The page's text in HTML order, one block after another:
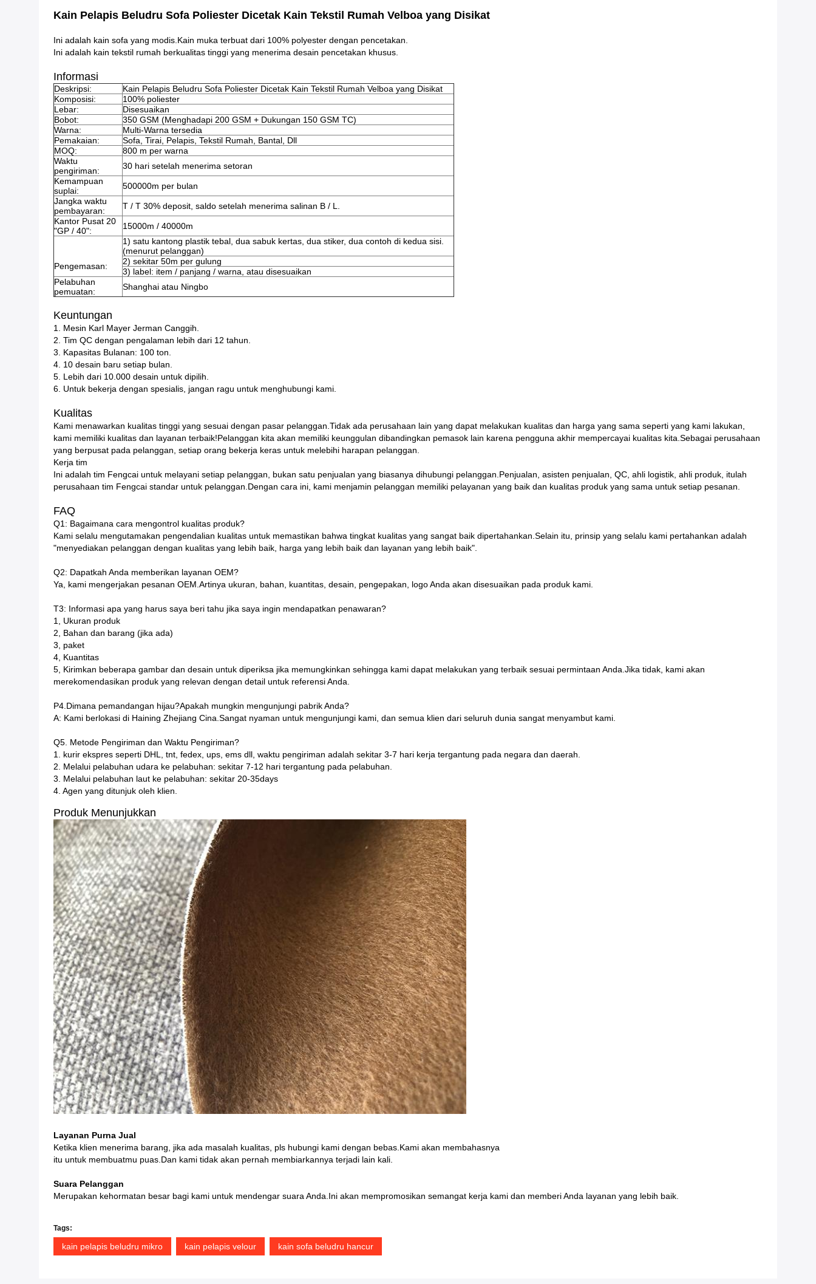
Kain Pelapis Beludru Sofa Poliester Dicetak Kain Tekstil Rumah Velboa yang Disikat
Ini adalah kain sofa yang modis.Kain muka terbuat dari 100% polyester dengan pencetakan.
Ini adalah kain tekstil rumah berkualitas tinggi yang menerima desain pencetakan khusus.
Informasi
Deskripsi:
Kain Pelapis Beludru Sofa Poliester Dicetak Kain Tekstil Rumah Velboa yang Disikat
Komposisi:
100% poliester
Lebar:
Disesuaikan
Bobot:
350 GSM (Menghadapi 200 GSM + Dukungan 150 GSM TC)
Warna:
Multi-Warna tersedia
Pemakaian:
Sofa, Tirai, Pelapis, Tekstil Rumah, Bantal, Dll
MOQ:
800 m per warna
Waktu
pengiriman:
30 hari setelah menerima setoran
Kemampuan
suplai:
500000m per bulan
Jangka waktu
pembayaran:
T / T 30% deposit, saldo setelah menerima salinan B / L.
Kantor Pusat 20
"GP / 40":
15000m / 40000m
Pengemasan:
1) satu kantong plastik tebal, dua sabuk kertas, dua stiker, dua contoh di kedua sisi.
(menurut pelanggan)
2) sekitar 50m per gulung
3) label: item / panjang / warna, atau disesuaikan
Pelabuhan
pemuatan:
Shanghai atau Ningbo
Keuntungan
1. Mesin Karl Mayer Jerman Canggih.
2. Tim QC dengan pengalaman lebih dari 12 tahun.
3. Kapasitas Bulanan: 100 ton.
4. 10 desain baru setiap bulan.
5. Lebih dari 10.000 desain untuk dipilih.
6. Untuk bekerja dengan spesialis, jangan ragu untuk menghubungi kami.
Kualitas
Kami menawarkan kualitas tinggi yang sesuai dengan pasar pelanggan.Tidak ada perusahaan lain yang dapat melakukan kualitas dan harga yang sama seperti yang kami lakukan,
kami memiliki kualitas dan layanan terbaik!Pelanggan kita akan memiliki keunggulan dibandingkan pemasok lain karena pengguna akhir mempercayai kualitas kita.Sebagai perusahaan
yang berpusat pada pelanggan, setiap orang bekerja keras untuk melebihi harapan pelanggan.
Kerja tim
Ini adalah tim Fengcai untuk melayani setiap pelanggan, bukan satu penjualan yang biasanya dihubungi pelanggan.Penjualan, asisten penjualan, QC, ahli logistik, ahli produk, itulah
perusahaan tim Fengcai standar untuk pelanggan.Dengan cara ini, kami menjamin pelanggan memiliki pelayanan yang baik dan kualitas produk yang sama untuk setiap pesanan.
FAQ
Q1: Bagaimana cara mengontrol kualitas produk?
Kami selalu mengutamakan pengendalian kualitas untuk memastikan bahwa tingkat kualitas yang sangat baik dipertahankan.Selain itu, prinsip yang selalu kami pertahankan adalah
"menyediakan pelanggan dengan kualitas yang lebih baik, harga yang lebih baik dan layanan yang lebih baik".
Q2: Dapatkah Anda memberikan layanan OEM?
Ya, kami mengerjakan pesanan OEM.Artinya ukuran, bahan, kuantitas, desain, pengepakan, logo Anda akan disesuaikan pada produk kami.
T3: Informasi apa yang harus saya beri tahu jika saya ingin mendapatkan penawaran?
1, Ukuran produk
2, Bahan dan barang (jika ada)
3, paket
4, Kuantitas
5, Kirimkan beberapa gambar dan desain untuk diperiksa jika memungkinkan sehingga kami dapat melakukan yang terbaik sesuai permintaan Anda.Jika tidak, kami akan
merekomendasikan produk yang relevan dengan detail untuk referensi Anda.
P4.Dimana pemandangan hijau?Apakah mungkin mengunjungi pabrik Anda?
A: Kami berlokasi di Haining Zhejiang Cina.Sangat nyaman untuk mengunjungi kami, dan semua klien dari seluruh dunia sangat menyambut kami.
Q5. Metode Pengiriman dan Waktu Pengiriman?
1. kurir ekspres seperti DHL, tnt, fedex, ups, ems dll, waktu pengiriman adalah sekitar 3-7 hari kerja tergantung pada negara dan daerah.
2. Melalui pelabuhan udara ke pelabuhan: sekitar 7-12 hari tergantung pada pelabuhan.
3. Melalui pelabuhan laut ke pelabuhan: sekitar 20-35days
4. Agen yang ditunjuk oleh klien.
Produk Menunjukkan
Layanan Purna Jual
Ketika klien menerima barang, jika ada masalah kualitas, pls hubungi kami dengan bebas.Kami akan membahasnya
itu untuk membuatmu puas.Dan kami tidak akan pernah membiarkannya terjadi lain kali.
Suara Pelanggan
Merupakan kehormatan besar bagi kami untuk mendengar suara Anda.Ini akan mempromosikan semangat kerja kami dan memberi Anda layanan yang lebih baik.
Tags:
kain pelapis beludru mikro kain pelapis velour kain sofa beludru hancur